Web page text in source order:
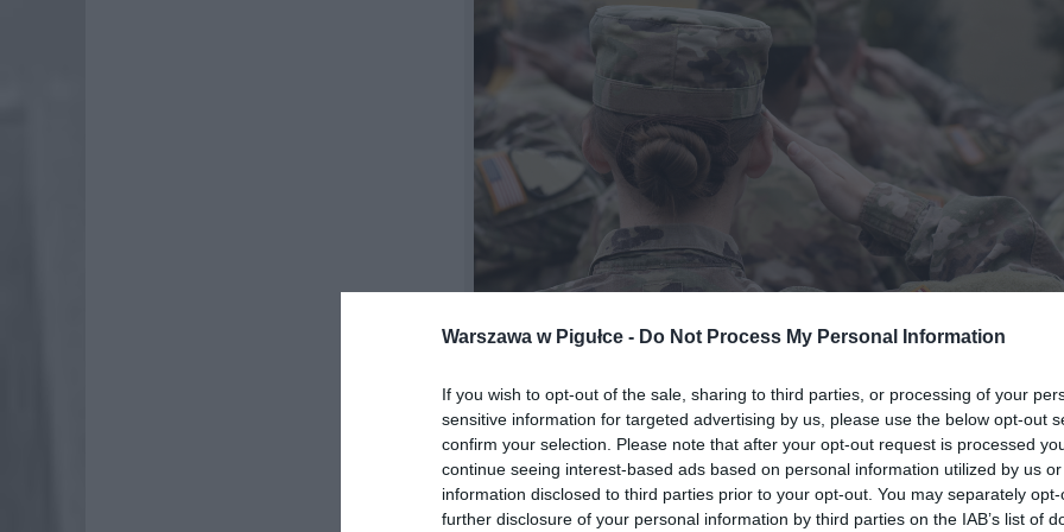
Warszawa w Pigułce - Do Not Process My Personal Information
If you wish to opt-out of the sale, sharing to third parties, or processing of your
sensitive information for targeted advertising by us, please use the below opt-out
confirm your selection. Please note that after your opt-out request is processed
continue seeing interest-based ads based on personal information utilized by us
information disclosed to third parties prior to your opt-out. You may separately
further disclosure of your personal information by third parties on the IAB’s list of
Fot. Shutterstock
Oszuści wymyślają coraz to nowsze metody, by koszem
wyłudzić od nich niejednokrotnie oszczędności całego życia. Taka